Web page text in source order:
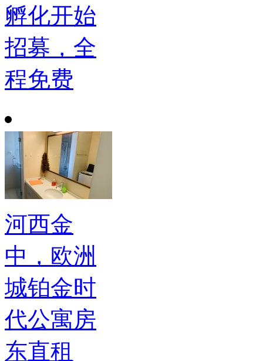
孵化开始
招募，全
程免费
河西金
中，欧洲
城铂金时
代公寓房
东直租